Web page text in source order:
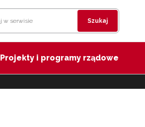
Szukaj
Projekty i programy rządowe